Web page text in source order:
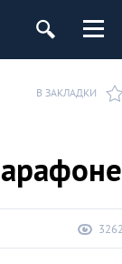
В ЗАКЛАДКИ